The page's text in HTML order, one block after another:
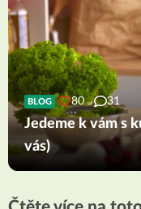
BLOG 80 31
Jedeme k vám s
vás)